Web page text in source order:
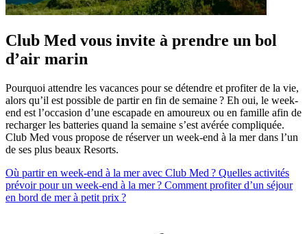
Club Med vous invite à prendre un bol
d’air marin
Pourquoi attendre les vacances pour se détendre et profiter de la vie,
alors qu’il est possible de partir en fin de semaine ? Eh oui, le week-
end est l’occasion d’une escapade en amoureux ou en famille afin de
recharger les batteries quand la semaine s’est avérée compliquée.
Club Med vous propose de réserver un week-end à la mer dans l’un
de ses plus beaux Resorts.
Où partir en week-end à la mer avec Club Med ? Quelles activités
prévoir pour un week-end à la mer ? Comment profiter d’un séjour
en bord de mer à petit prix ?